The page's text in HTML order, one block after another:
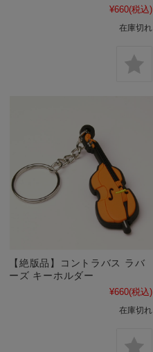
¥660(税込)
在庫切れ
【絶版品】コントラバス ラバ
ーズ キーホルダー
¥660(税込)
在庫切れ